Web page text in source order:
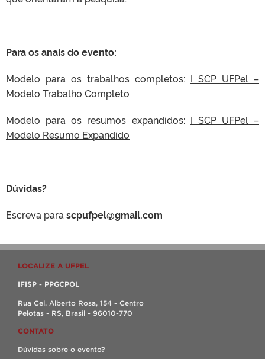
Para os anais do evento:
Modelo para os trabalhos completos: I SCP UFPel –
Modelo Trabalho Completo
Modelo para os resumos expandidos: I SCP UFPel –
Modelo Resumo Expandido
Dúvidas?
Escreva para scpufpel@gmail.com
LOCALIZE A UFPEL
IFISP - PPGCPOL
Rua Cel. Alberto Rosa, 154 - Centro
Pelotas - RS, Brasil - 96010-770
CONTATO
Dúvidas sobre o evento?